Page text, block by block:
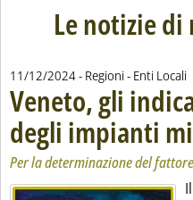
Le notizie
11/12/2024- Regioni - Enti Locali
Veneto, gli
degli impianti
Per la determinazione del